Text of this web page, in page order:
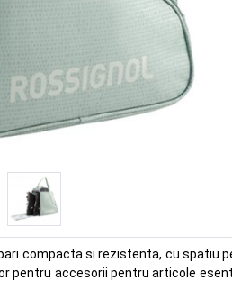
compacta si rezistenta, cu spatiu
pentru accesorii pentru articole